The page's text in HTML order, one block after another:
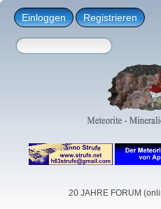
Einloggen Registrieren
20 JAHRE FORUM